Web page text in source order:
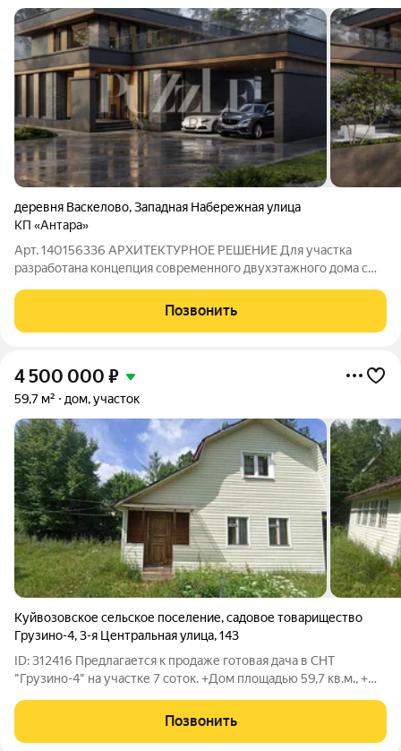
деревня Васкелово,Западная Набережная улица
КП «Антара»
Арт. 140156336 АРХИТЕКТУРНОЕ РЕШЕНИЕ Для участка
разработана концепция современного двухэтажного дома с
остекления и функциональным зонированием. Проект
гармонично раскрывается в сторону участка:
Позвонить
4 500 000 ₽
59,7 м² дом, участок
Куйвозовское сельское поселение,садовое товарищество
Грузино-4,3-я Центральная улица,143
ID: 312416 Предлагается к продаже готовая дача в СНТ
"Грузино-4" на участке 7 соток. +Дом площадью 59,7 кв.м., +
обедов и приема гостей. + Внутренняя отделка: выполнена
вагонкой, создающей
Позвонить